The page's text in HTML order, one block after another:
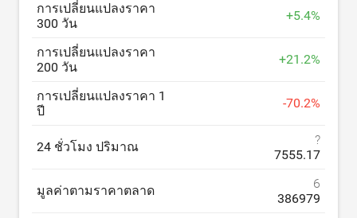
การเปลี่ยนแปลงราคา
300 วัน
+5.4%
การเปลี่ยนแปลงราคา
200 วัน
+21.2%
การเปลี่ยนแปลงราคา 1
ปี
-70.2%
24 ชั่วโมง ปริมาณ
?
7555.17
มูลค่าตามราคาตลาด
6
386979